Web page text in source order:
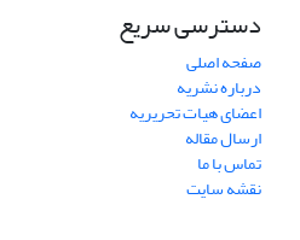
دسترسی سریع
صفحه اصلی
درباره نشریه
اعضای هیات تحریریه
ارسال مقاله
تماس با ما
نقشه سایت